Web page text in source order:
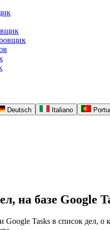
Deutsch Italiano
на базе Google
Google Tasks в список дел,